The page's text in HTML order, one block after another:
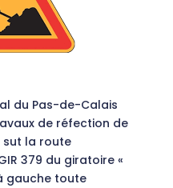
du Pas-de-Calais
de réfection de
sut la route
379 du giratoire «
gauche toute